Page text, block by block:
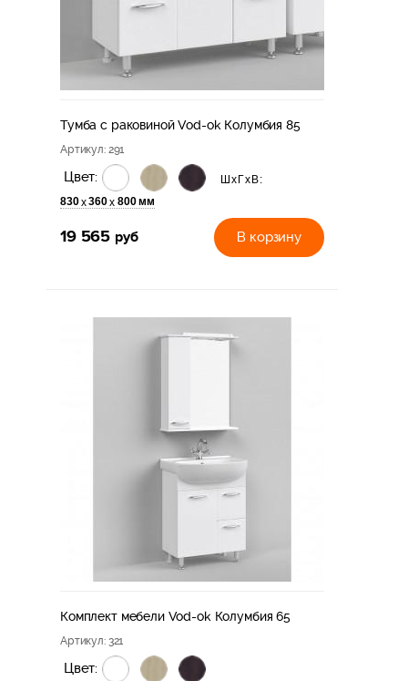
Тумба с раковиной Vod-ok Колумбия 85
Артикул: 291
Цвет:
ШхГхВ:
830х 360х 800 мм
19 565 руб В корзину
Комплект мебели Vod-ok Колумбия 65
Артикул: 321
Цвет: